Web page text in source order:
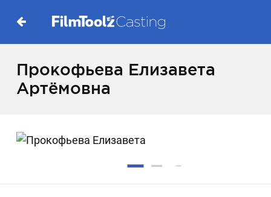
Прокофьева Елизавета
Артёмовна